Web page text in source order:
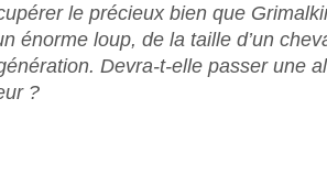
le précieux bien que
énorme loup, de la taille d’un
Devra-t-elle passer une
?